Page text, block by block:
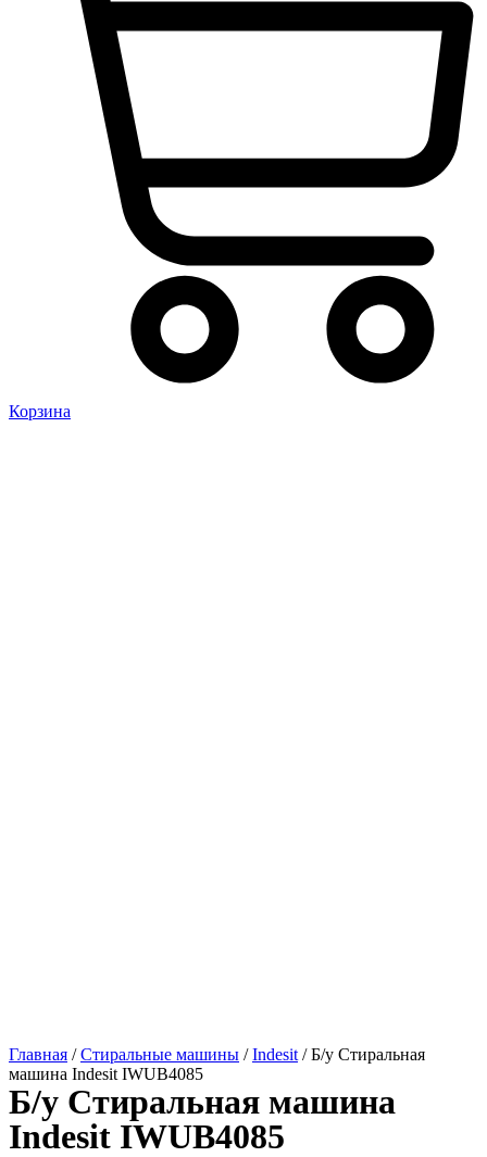
Корзина
Главная /Стиральные машины /Indesit / Б/у Стиральная
машина Indesit IWUB4085
Б/у Стиральная машина
Indesit IWUB4085